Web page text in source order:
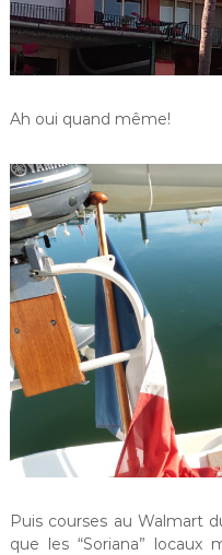
Ah oui quand même!
Puis courses au Walmart
que les “Soriana” locaux